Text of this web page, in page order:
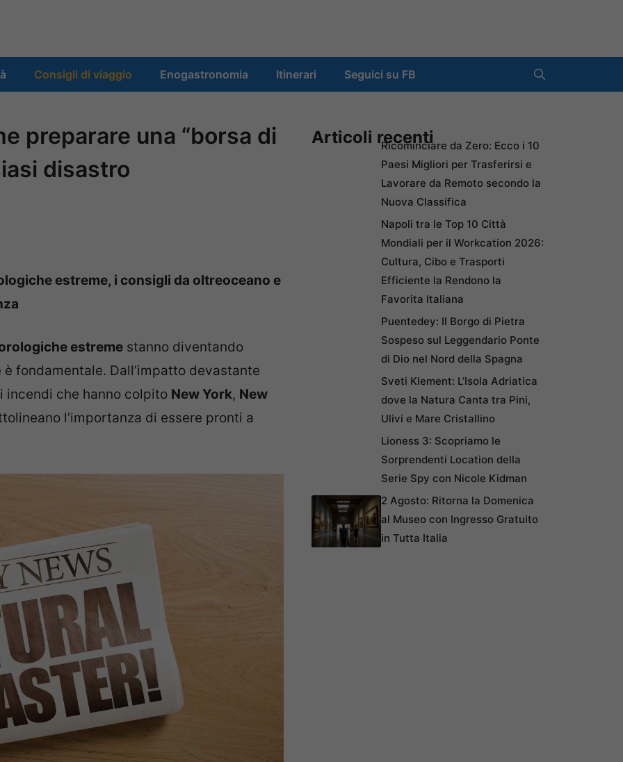
Consigli di viaggio Enogastronomia Itinerari Seguici su FB
preparare una “borsa di
disastro
estreme, i consigli da oltreoceano e
estreme stanno diventando
fondamentale. Dall’impatto devastante
incendi che hanno colpito New York, New
l’importanza di essere pronti a
Articoli recentiRicominciare da Zero: Ecco i 10
Paesi Migliori per Trasferirsi e
Lavorare da Remoto secondo la
Nuova Classifica
Napoli tra le Top 10 Città
Mondiali per il Workcation 2026:
Cultura, Cibo e Trasporti
Efficiente la Rendono la
Favorita Italiana
Puentedey: Il Borgo di Pietra
Sospeso sul Leggendario Ponte
di Dio nel Nord della Spagna
Sveti Klement: L’Isola Adriatica
dove la Natura Canta tra Pini,
Ulivi e Mare Cristallino
Lioness 3: Scopriamo le
Sorprendenti Location della
Serie Spy con Nicole Kidman
2 Agosto: Ritorna la Domenica
al Museo con Ingresso Gratuito
in Tutta Italia